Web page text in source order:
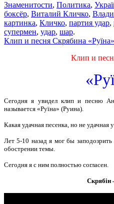
Знаменитости, Политика,
боксёр, Виталий Кличко,
картинка, Кличко, партия удар,
супермен, удар, шар.
Клип и песня Скрябина «Руїна»
Клип и
Сегодня я увидел клип и песню
называется «Руїна» (Руина).
Какая удачная песенка, но не удачная
Лет 5-10 назад я мог бы
обострении темы.
Сегодня я с ним полностью согласен.
Скрябін